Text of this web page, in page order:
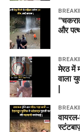
और
मेरठ में
वाला